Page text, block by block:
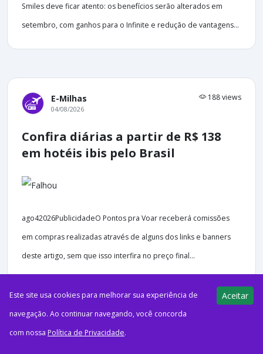
Smiles deve ficar atento: os benefícios serão alterados em
setembro, com ganhos para o Infinite e redução de vantagens...
E-Milhas 188 views
04/08/2026
Confira diárias a partir de R$ 138
em hotéis ibis pelo Brasil
ago42026PublicidadeO Pontos pra Voar receberá comissões
em compras realizadas através de alguns dos links e banners
deste artigo, sem que isso interfira no preço final...
E-Milhas
Este site usa cookies para melhorar sua experiência de
navegação. Ao continuar navegando, você concorda
com nossa Política de Privacidade.
Aceitar